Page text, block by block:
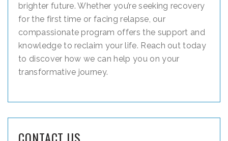
brighter future. Whether you’re seeking recovery
for the first time or facing relapse, our
compassionate program offers the support and
knowledge to reclaim your life. Reach out today
to discover how we can help you on your
transformative journey.
CONTACT US